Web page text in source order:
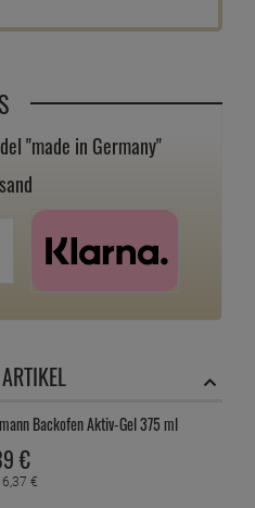
"made in Germany"
Backofen Aktiv-Gel 375 ml
€
6,37 €